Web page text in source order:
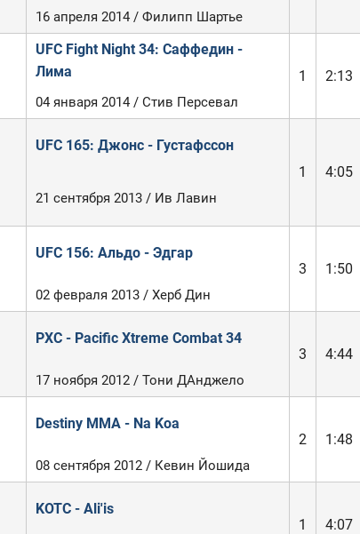
16 апреля 2014 / Филипп Шартье
UFC Fight Night 34: Саффедин -
Лима
1 2:13
04 января 2014 / Стив Персевал
UFC 165: Джонс - Густафссон
1
4:05
21 сентября 2013 / Ив Лавин
UFC 156: Альдо - Эдгар
3
1:50
02 февраля 2013 / Херб Дин
PXC - Pacific Xtreme Combat 34
3
4:44
17 ноября 2012 / Тони ДАнджело
Destiny MMA - Na Koa
2
1:48
08 сентября 2012 / Кевин Йошида
KOTC - Ali'is
1
4:07